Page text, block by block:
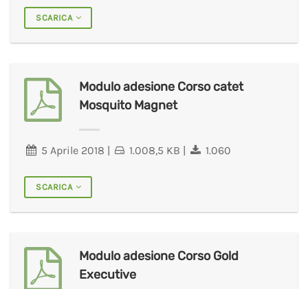
SCARICA
Modulo adesione Corso catet
Mosquito Magnet
5 Aprile 2018 | 1.008,5 KB | 1.060
SCARICA
Modulo adesione Corso Gold
Executive